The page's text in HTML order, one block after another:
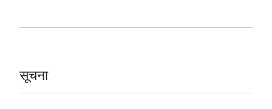
सूचना